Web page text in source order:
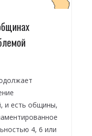
и есть общины,
4, 6 или